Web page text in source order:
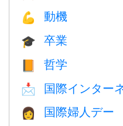
💪 動機
🎓 卒業
📙 哲学
📩 国際インター
👩 国際婦人デー